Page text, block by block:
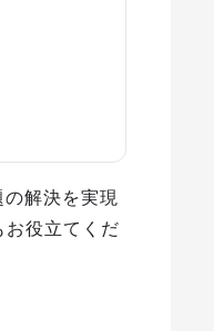
解決を実現
お役立てくだ